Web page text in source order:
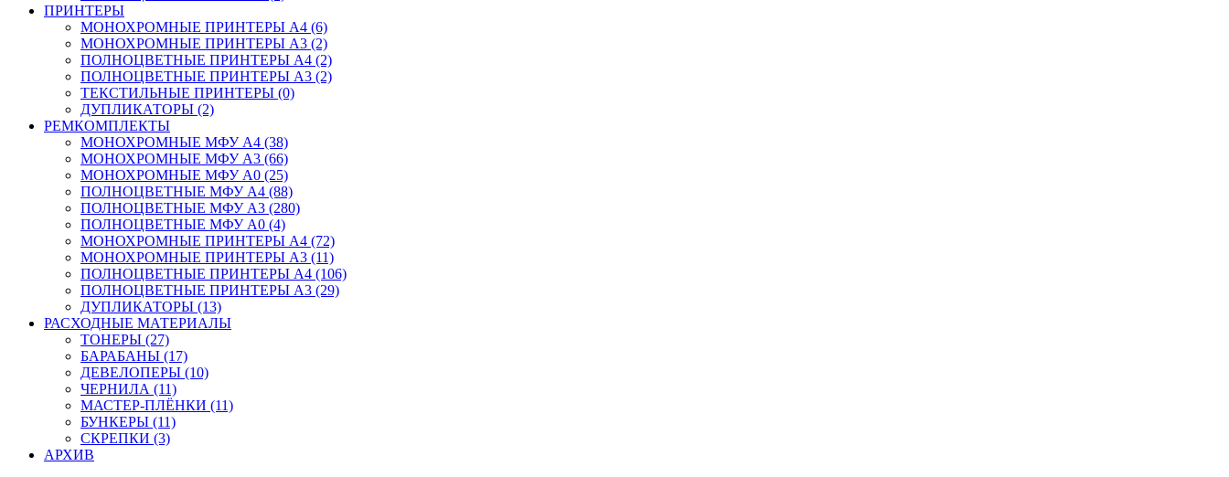
ПРИНТЕРЫ
МОНОХРОМНЫЕ ПРИНТЕРЫ А4 (6)
МОНОХРОМНЫЕ ПРИНТЕРЫ А3 (2)
ПОЛНОЦВЕТНЫЕ ПРИНТЕРЫ А4 (2)
ПОЛНОЦВЕТНЫЕ ПРИНТЕРЫ А3 (2)
ТЕКСТИЛЬНЫЕ ПРИНТЕРЫ (0)
ДУПЛИКАТОРЫ (2)
РЕМКОМПЛЕКТЫ
МОНОХРОМНЫЕ МФУ А4 (38)
МОНОХРОМНЫЕ МФУ А3 (66)
МОНОХРОМНЫЕ МФУ А0 (25)
ПОЛНОЦВЕТНЫЕ МФУ А4 (88)
ПОЛНОЦВЕТНЫЕ МФУ А3 (280)
ПОЛНОЦВЕТНЫЕ МФУ А0 (4)
МОНОХРОМНЫЕ ПРИНТЕРЫ А4 (72)
МОНОХРОМНЫЕ ПРИНТЕРЫ А3 (11)
ПОЛНОЦВЕТНЫЕ ПРИНТЕРЫ А4 (106)
ПОЛНОЦВЕТНЫЕ ПРИНТЕРЫ А3 (29)
ДУПЛИКАТОРЫ (13)
РАСХОДНЫЕ МАТЕРИАЛЫ
ТОНЕРЫ (27)
БАРАБАНЫ (17)
ДЕВЕЛОПЕРЫ (10)
ЧЕРНИЛА (11)
МАСТЕР-ПЛЁНКИ (11)
БУНКЕРЫ (11)
СКРЕПКИ (3)
АРХИВ